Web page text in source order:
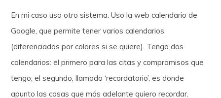
En mi caso uso otro sistema. Uso la web calendario de
Google, que permite tener varios calendarios
(diferenciados por colores si se quiere). Tengo dos
calendarios: el primero para las citas y compromisos que
tengo; el segundo, llamado ‘recordatorio’, es donde
apunto las cosas que más adelante quiero recordar.